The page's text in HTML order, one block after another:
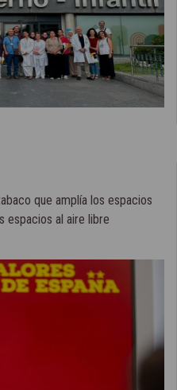
que amplía los espacios
espacios al aire libre